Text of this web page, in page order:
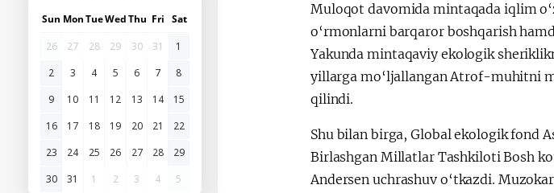
Sun MonTueWedThu Fri Sat
26
27 28 29 30 31
1
2
3 4 5 6 7
8
9
10 11 12 13 14
15
16
17 18 19 20 21
22
23
24 25 26 27 28
29
30
31 1 2 3 4 5
Muloqot davomida mintaqada iqlim
o‘rmonlarni barqaror boshqarish
Yakunda mintaqaviy ekologik
yillarga mo‘ljallangan Atrof-muhitni
qilindi.
Shu bilan birga, Global ekologik fond
Birlashgan Millatlar Tashkiloti Bosh
Andersen uchrashuv o‘tkazdi.